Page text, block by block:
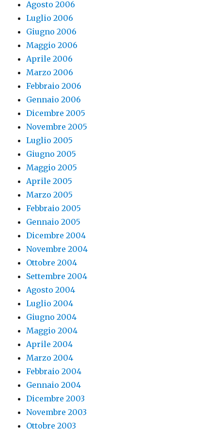
Agosto 2006
Luglio 2006
Giugno 2006
Maggio 2006
Aprile 2006
Marzo 2006
Febbraio 2006
Gennaio 2006
Dicembre 2005
Novembre 2005
Luglio 2005
Giugno 2005
Maggio 2005
Aprile 2005
Marzo 2005
Febbraio 2005
Gennaio 2005
Dicembre 2004
Novembre 2004
Ottobre 2004
Settembre 2004
Agosto 2004
Luglio 2004
Giugno 2004
Maggio 2004
Aprile 2004
Marzo 2004
Febbraio 2004
Gennaio 2004
Dicembre 2003
Novembre 2003
Ottobre 2003